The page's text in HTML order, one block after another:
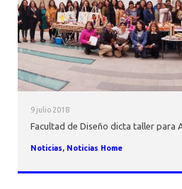
9 julio 2018
Facultad de Diseño dicta taller para
Noticias, Noticias Home